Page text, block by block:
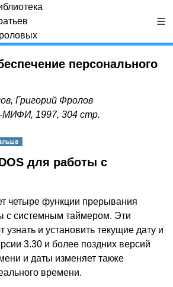
роловых
персонального
Григорий Фролов
МИФИ, 1997, 304 стр.
для работы с
четыре функции прерывания
с системным таймером. Эти
и установить текущие дату и
3.30 и более поздних версий
и даты изменяет также
времени.